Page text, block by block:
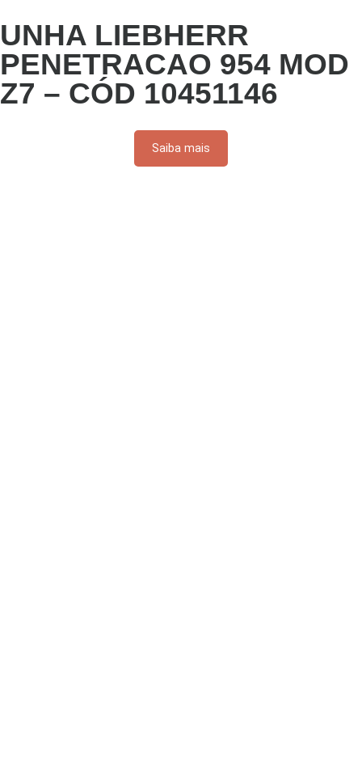
UNHA LIEBHERR
PENETRACAO 954 MOD
Z7 – CÓD 10451146
Saiba mais